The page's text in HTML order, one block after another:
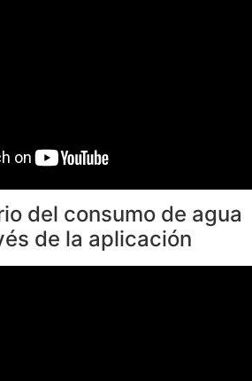
del consumo de agua
de la aplicación